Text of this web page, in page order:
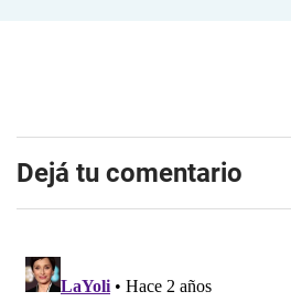
Dejá tu comentario